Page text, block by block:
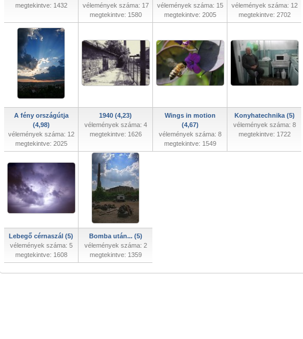
megtekintve: 1432
vélemények száma: 17
megtekintve: 1580
vélemények száma: 15
megtekintve: 2005
vélemények száma: 12
megtekintve: 2702
A fény országútja
(4,98)
vélemények száma: 12
megtekintve: 2025
1940 (4,23)
vélemények száma: 4
megtekintve: 1626
Wings in motion
(4,67)
vélemények száma: 8
megtekintve: 1549
Konyhatechnika (5)
vélemények száma: 8
megtekintve: 1722
Lebegő cérnaszál (5)
vélemények száma: 5
megtekintve: 1608
Bomba után... (5)
vélemények száma: 2
megtekintve: 1359